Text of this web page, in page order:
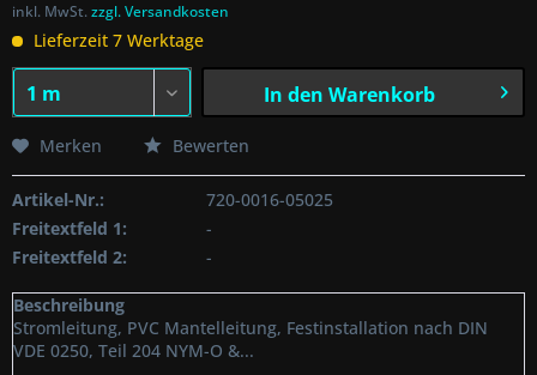
inkl. MwSt.zzgl. Versandkosten
Lieferzeit 7 Werktage
In den Warenkorb
Merken Bewerten
Artikel-Nr.:
720-0016-05025
Freitextfeld 1:
-
Freitextfeld 2:
-
Beschreibung
Stromleitung, PVC Mantelleitung, Festinstallation nach DIN
VDE 0250, Teil 204 NYM-O &...